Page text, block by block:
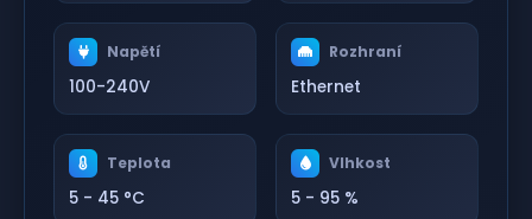
Napětí
100-240V
Rozhraní
Ethernet
Teplota
5 - 45 °C
Vlhkost
5 - 95 %